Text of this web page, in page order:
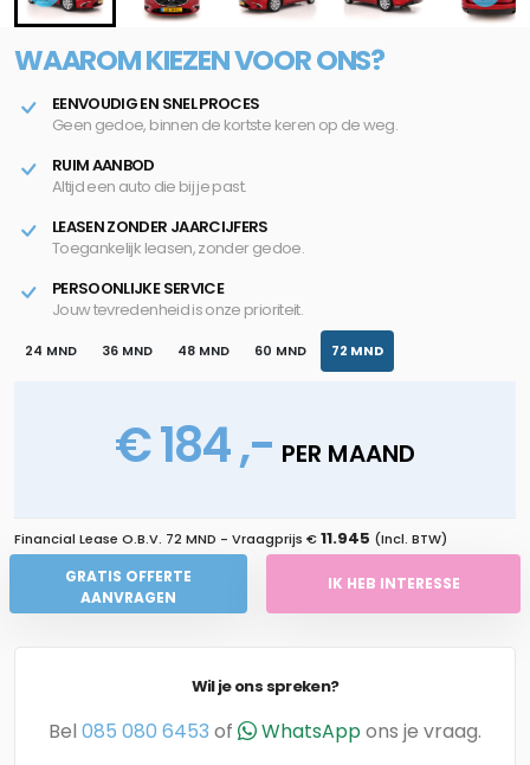
WAAROM KIEZEN VOOR ONS?
EENVOUDIG EN SNEL PROCES
Geen gedoe, binnen de kortste keren op de weg.
RUIM AANBOD
Altijd een auto die bij je past.
LEASEN ZONDER JAARCIJFERS
Toegankelijk leasen, zonder gedoe.
PERSOONLIJKE SERVICE
Jouw tevredenheid is onze prioriteit.
24 MND 36 MND 48 MND 60 MND 72 MND
€ 184 ,- PER MAAND
Financial Lease O.B.V. 72 MND - Vraagprijs €11.945 (Incl. BTW)
GRATIS OFFERTE
AANVRAGEN
IK HEB INTERESSE
Wil je ons spreken?
Bel 085 080 6453 of WhatsAppons je vraag.